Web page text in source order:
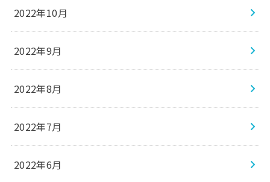
2022年10月
2022年9月
2022年8月
2022年7月
2022年6月